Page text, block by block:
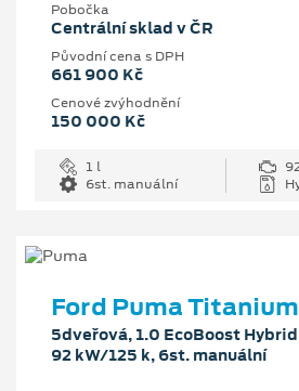
Pobočka
Centrální sklad v ČR
Původní cena s DPH
661 900 Kč
Cenové zvýhodnění
150 000 Kč
1 l
6st. manuální
Ford Puma Titanium
5dveřová, 1.0 EcoBoost
92 kW/125 k, 6st. manuální